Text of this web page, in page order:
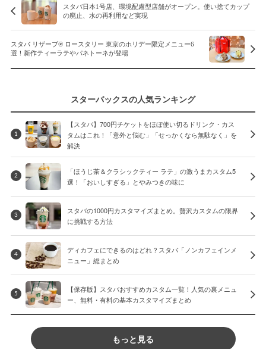
スタバ日本1号店、環境配慮型店舗がオープン。使い捨てカップ
の廃止、水の再利用など実現
スタバ リザーブ® ロースタリー 東京のホリデー限定メニュー6
選！新作ティーラテやパネトーネが登場
スターバックスの人気ランキング
1
【スタバ】700円チケットをほぼ使い切るドリンク・カス
タムはこれ！「意外と悩む」「せっかくなら無駄なく」を
解決
2
「ほうじ茶＆クラシックティー ラテ」の激うまカスタム5
選！「おいしすぎる」とやみつきの味に
3
スタバの1000円カスタマイズまとめ。贅沢カスタムの限界
に挑戦する方法
4
ディカフェにできるのはどれ？スタバ「ノンカフェインメ
ニュー」総まとめ
5
【保存版】スタバおすすめカスタム一覧！人気の裏メニュ
ー、無料・有料の基本カスタマイズまとめ
もっと見る